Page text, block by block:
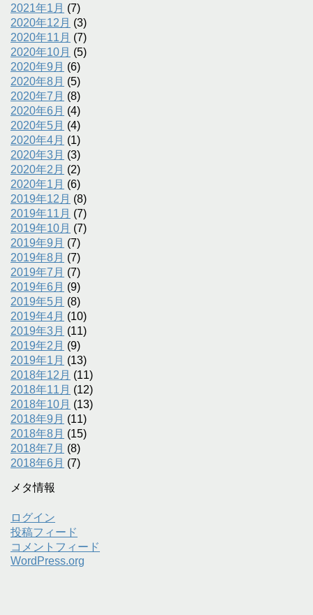
2021年1月 (7)
2020年12月 (3)
2020年11月 (7)
2020年10月 (5)
2020年9月 (6)
2020年8月 (5)
2020年7月 (8)
2020年6月 (4)
2020年5月 (4)
2020年4月 (1)
2020年3月 (3)
2020年2月 (2)
2020年1月 (6)
2019年12月 (8)
2019年11月 (7)
2019年10月 (7)
2019年9月 (7)
2019年8月 (7)
2019年7月 (7)
2019年6月 (9)
2019年5月 (8)
2019年4月 (10)
2019年3月 (11)
2019年2月 (9)
2019年1月 (13)
2018年12月 (11)
2018年11月 (12)
2018年10月 (13)
2018年9月 (11)
2018年8月 (15)
2018年7月 (8)
2018年6月 (7)
メタ情報
ログイン
投稿フィード
コメントフィード
WordPress.org